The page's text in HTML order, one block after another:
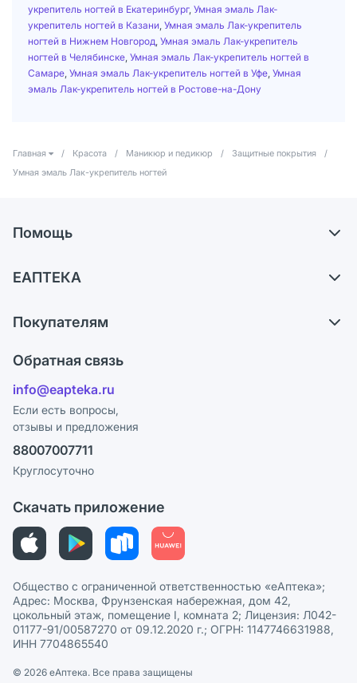
укрепитель ногтей в Екатеринбург, Умная эмаль Лак-
укрепитель ногтей в Казани Умная эмаль Лак-укрепитель
ногтей в Нижнем Новгород Умная эмаль Лак-укрепитель
ногтей в Челябинске Умная эмаль Лак-укрепитель ногтей в
Самаре Умная эмаль Лак-укрепитель ногтей в Уфе Умная
эмаль Лак-укрепитель ногтей в Ростове-на-Дону
Главная / Красота / Маникюр и педикюр / Защитные покрытия
/
Умная эмаль Лак-укрепитель ногтей
Помощь
Самовывоз из аптек
Ответы на вопросы
Блог
ЕАПТЕКА
Карьера
Поставщики
Лицензия
Реклама на сайте
Ваши товары на ЕАПТЕКЕ
Покупателям
Программа СберСпасибо
Политика конфиденциальности
Пользовательское соглашение
Политика рекомендаций
Этика и соответствие
Политика в отношении обработки персональных данных
Обратная связь
info@eapteka.ru
Если есть вопросы,
отзывы и предложения
88007007711
Круглосуточно
Скачать приложение
Общество с ограниченной ответственностью «еАптека»;
Адрес: Москва, Фрунзенская набережная, дом 42,
цокольный этаж, помещение I, комната 2; Лицензия: Л042-
01177-91/00587270 от 09.12.2020 г.; ОГРН: 1147746631988,
ИНН 7704865540
© 2026 eАптека. Все права защищены